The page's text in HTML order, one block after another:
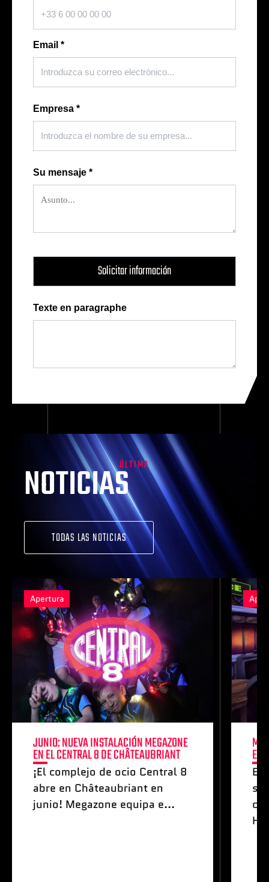
Email *
Empresa *
Su mensaje *
Texte en paragraphe
ÚLTIMA
NOTICIAS
TODAS LAS NOTICIAS
Apertura
JUNIO: NUEVA INSTALACIÓN MEGAZONE
EN EL CENTRAL 8 DE CHÂTEAUBRIANT
¡El complejo de ocio Central 8
abre en Châteaubriant en
junio! Megazone equipa e...